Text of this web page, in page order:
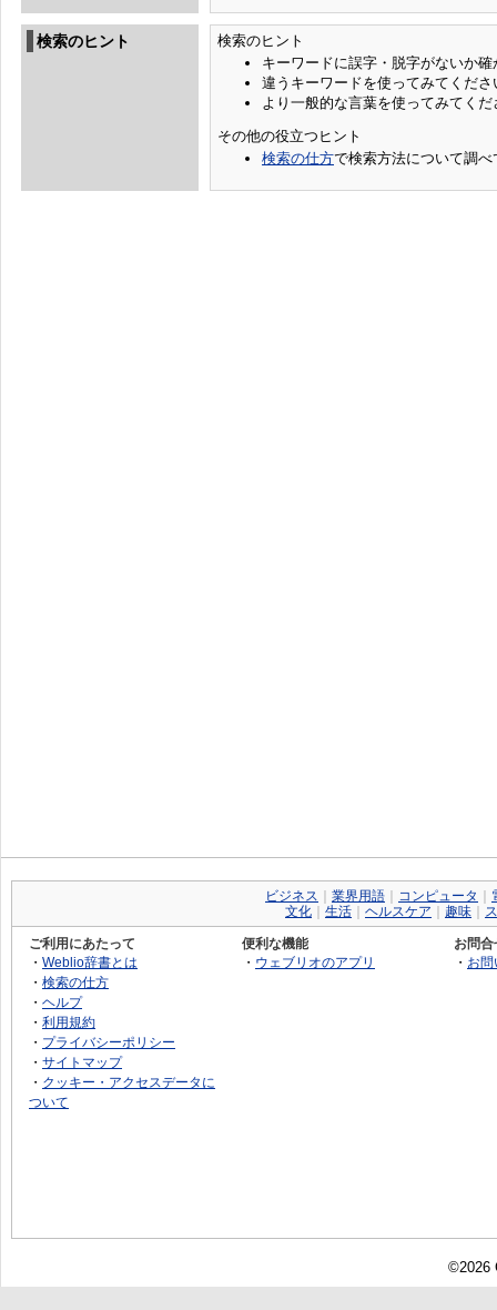
検索のヒント
検索のヒント
キーワードに誤字・脱字がないか
違うキーワードを使ってみてくださ
より一般的な言葉を使ってみてくだ
その他の役立つヒント
検索の仕方で検索方法について調
ビジネス 業界用語 コンピュータ
文化
生活 ヘルスケア 趣味
ご利用にあたって
・ Weblio辞書とは
・ 検索の仕方
・ ヘルプ
・ 利用規約
・ プライバシーポリシー
・ サイトマップ
・ クッキー・アクセスデータに
ついて
便利な機能
・ ウェブリオのアプリ
お問
・ お問
©2026